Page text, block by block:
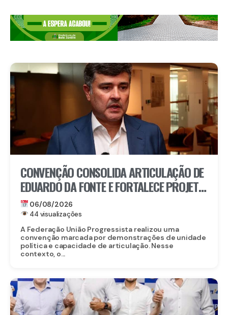
CONVENÇÃO CONSOLIDA ARTICULAÇÃO DE
EDUARDO DA FONTE E FORTALECE PROJETO
PARA O SENADO
06/08/2026
44 visualizações
A Federação União Progressista realizou uma
convenção marcada por demonstrações de unidade
política e capacidade de articulação. Nesse
contexto, o...